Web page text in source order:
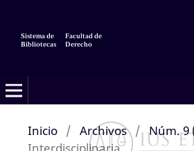
Sistema de
Bibliotecas
Facultad de
Derecho
Inicio / Archivos / Núm. 9